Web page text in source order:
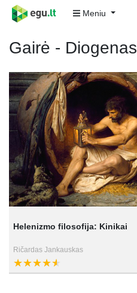
Meniu
Gairė - Diogenas
Helenizmo filosofija: Kinikai
Ričardas Jankauskas